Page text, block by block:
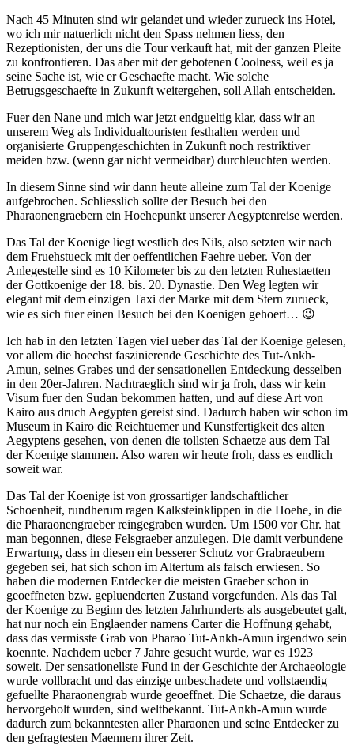
Nach 45 Minuten sind wir gelandet und wieder zurueck ins Hotel,
wo ich mir natuerlich nicht den Spass nehmen liess, den
Rezeptionisten, der uns die Tour verkauft hat, mit der ganzen Pleite
zu konfrontieren. Das aber mit der gebotenen Coolness, weil es ja
seine Sache ist, wie er Geschaefte macht. Wie solche
Betrugsgeschaefte in Zukunft weitergehen, soll Allah entscheiden.
Fuer den Nane und mich war jetzt endgueltig klar, dass wir an
unserem Weg als Individualtouristen festhalten werden und
organisierte Gruppengeschichten in Zukunft noch restriktiver
meiden bzw. (wenn gar nicht vermeidbar) durchleuchten werden.
In diesem Sinne sind wir dann heute alleine zum Tal der Koenige
aufgebrochen. Schliesslich sollte der Besuch bei den
Pharaonengraebern ein Hoehepunkt unserer Aegyptenreise werden.
Das Tal der Koenige liegt westlich des Nils, also setzten wir nach
dem Fruehstueck mit der oeffentlichen Faehre ueber. Von der
Anlegestelle sind es 10 Kilometer bis zu den letzten Ruhestaetten
der Gottkoenige der 18. bis. 20. Dynastie. Den Weg legten wir
elegant mit dem einzigen Taxi der Marke mit dem Stern zurueck,
wie es sich fuer einen Besuch bei den Koenigen gehoert… 😉
Ich hab in den letzten Tagen viel ueber das Tal der Koenige gelesen,
vor allem die hoechst faszinierende Geschichte des Tut-Ankh-
Amun, seines Grabes und der sensationellen Entdeckung desselben
in den 20er-Jahren. Nachtraeglich sind wir ja froh, dass wir kein
Visum fuer den Sudan bekommen hatten, und auf diese Art von
Kairo aus druch Aegypten gereist sind. Dadurch haben wir schon im
Museum in Kairo die Reichtuemer und Kunstfertigkeit des alten
Aegyptens gesehen, von denen die tollsten Schaetze aus dem Tal
der Koenige stammen. Also waren wir heute froh, dass es endlich
soweit war.
Das Tal der Koenige ist von grossartiger landschaftlicher
Schoenheit, rundherum ragen Kalksteinklippen in die Hoehe, in die
die Pharaonengraeber reingegraben wurden. Um 1500 vor Chr. hat
man begonnen, diese Felsgraeber anzulegen. Die damit verbundene
Erwartung, dass in diesen ein besserer Schutz vor Grabraeubern
gegeben sei, hat sich schon im Altertum als falsch erwiesen. So
haben die modernen Entdecker die meisten Graeber schon in
geoeffneten bzw. gepluenderten Zustand vorgefunden. Als das Tal
der Koenige zu Beginn des letzten Jahrhunderts als ausgebeutet galt,
hat nur noch ein Englaender namens Carter die Hoffnung gehabt,
dass das vermisste Grab von Pharao Tut-Ankh-Amun irgendwo sein
koennte. Nachdem ueber 7 Jahre gesucht wurde, war es 1923
soweit. Der sensationellste Fund in der Geschichte der Archaeologie
wurde vollbracht und das einzige unbeschadete und vollstaendig
gefuellte Pharaonengrab wurde geoeffnet. Die Schaetze, die daraus
hervorgeholt wurden, sind weltbekannt. Tut-Ankh-Amun wurde
dadurch zum bekanntesten aller Pharaonen und seine Entdecker zu
den gefragtesten Maennern ihrer Zeit.